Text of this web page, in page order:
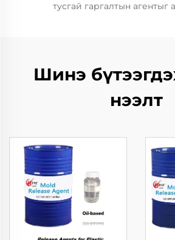
тусгай гаргалтын агентыг
Шинэ
нээлт